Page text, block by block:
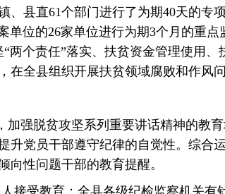
、县直61个部门进行了为期40天的专
单位的26家单位进行为期3个月的重
两个责任”落实、扶贫资金管理使用
在全县组织开展扶贫领域腐败和作风
加强脱贫攻坚系列重要讲话精神的教
升党员干部遵守纪律的自觉性。综合
向性问题干部的教育提醒。
接受教育；全县各级纪检监察机关有